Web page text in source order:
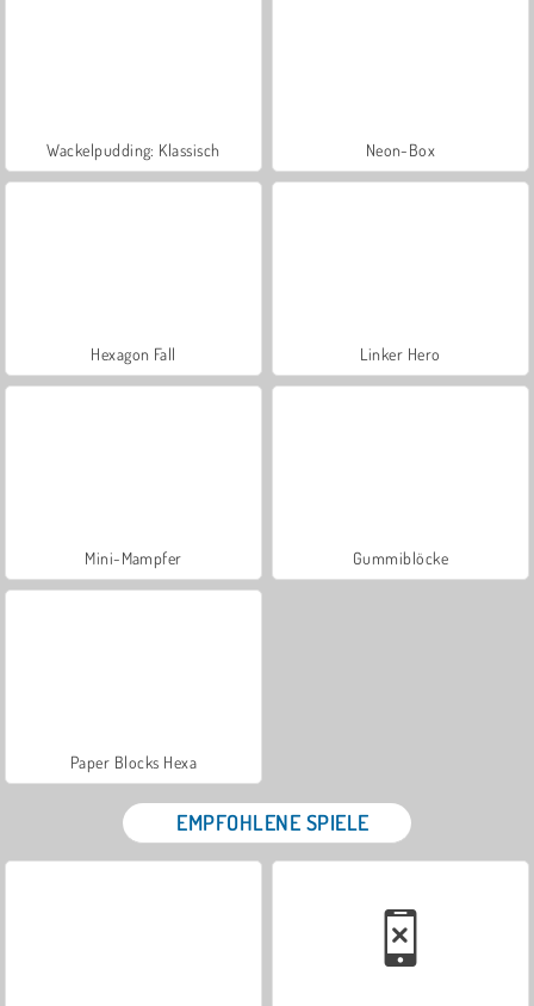
Wackelpudding: Klassisch Neon-Box
Hexagon Fall Linker Hero
Mini-Mampfer Gummiblöcke
Paper Blocks Hexa
EMPFOHLENE SPIELE